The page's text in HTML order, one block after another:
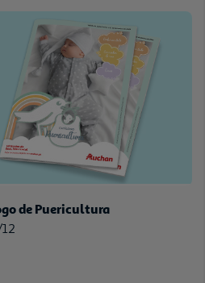
de Puericultura